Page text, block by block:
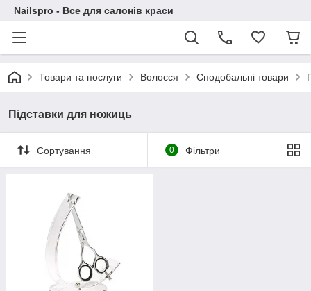
Nailspro - Все для салонів краси
Товари та послуги Волосся Сподобальні товари
Підставки для ножиць
Сортування 0 Фільтри